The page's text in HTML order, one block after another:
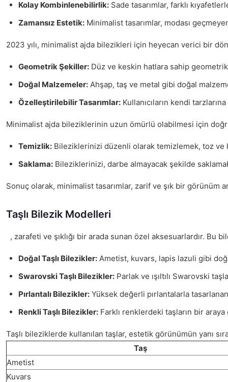
Kolay Kombinlenebilirlik: Sade tasarımlar, farklı
Zamansız Estetik: Minimalist tasarımlar, modası
2023 yılı, minimalist ajda bilezikleri için heyecan verici bir
Geometrik Şekiller: Düz ve keskin hatlara sahip
Doğal Malzemeler: Ahşap, taş ve metal gibi doğal
Özelleştirilebilir Tasarımlar: Kullanıcıların kendi
Minimalist ajda bileziklerinin uzun ömürlü olabilmesi için
Temizlik: Bileziklerinizi düzenli olarak temizlemek, toz
Saklama: Bileziklerinizi, darbe almayacak şekilde
Sonuç olarak, minimalist tasarımlar, zarif ve şık bir
Taşlı Bilezik Modelleri
, zarafeti ve şıklığı bir arada sunan özel aksesuarlardır.
Doğal Taşlı Bilezikler: Ametist, kuvars, lapis lazuli gibi
Swarovski Taşlı Bilezikler: Parlak ve ışıltılı Swarovski
Pırlantalı Bilezikler: Yüksek değerli pırlantalarla
Renkli Taşlı Bilezikler: Farklı renklerdeki taşların bir
Taşlı bileziklerde kullanılan taşlar, estetik görünümün yanı
Taş
Ametist
Kuvars